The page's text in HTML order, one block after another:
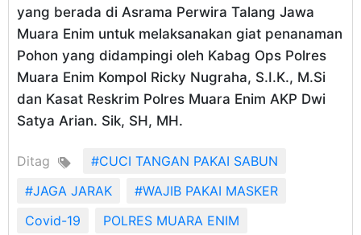
yang berada di Asrama Perwira Talang Jawa
Muara Enim untuk melaksanakan giat penanaman
Pohon yang didampingi oleh Kabag Ops Polres
Muara Enim Kompol Ricky Nugraha, S.I.K., M.Si
dan Kasat Reskrim Polres Muara Enim AKP Dwi
Satya Arian. Sik, SH, MH.
Ditag
#CUCI TANGAN PAKAI SABUN
#JAGA JARAK
#WAJIB PAKAI MASKER
Covid-19
POLRES MUARA ENIM